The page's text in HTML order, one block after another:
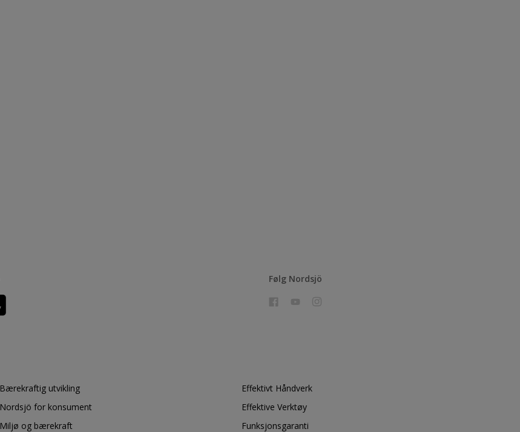
Følg Nordsjö
Bærekraftig utvikling
Nordsjö for konsument
Miljø og bærekraft
Effektivt Håndverk
Effektive Verktøy
Funksjonsgaranti